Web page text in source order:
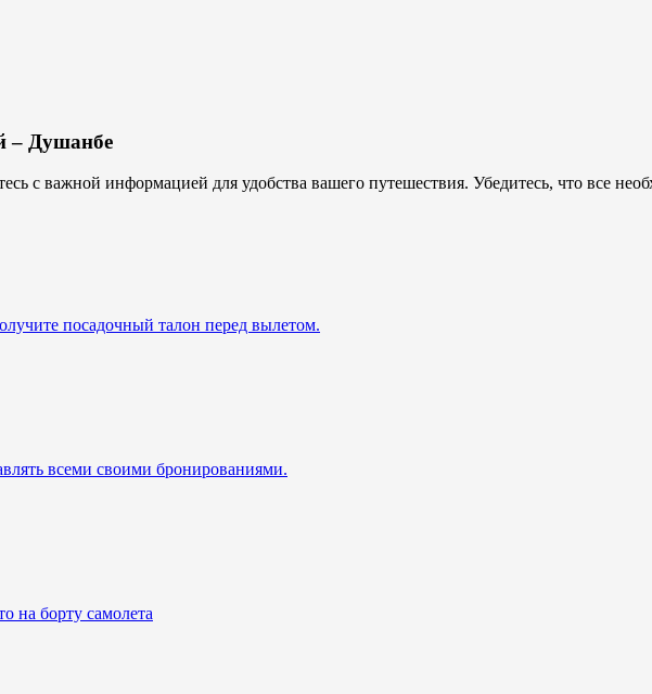
– Душанбе
с важной информацией для удобства вашего путешествия. Убедитесь, что все
посадочный талон перед вылетом.
всеми своими бронированиями.
на борту самолета